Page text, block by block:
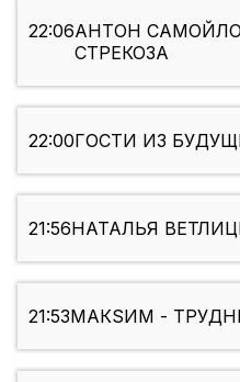
22:06АНТОН
СТРЕКОЗА
22:00ГОСТИ ИЗ
21:56НАТАЛЬЯ
21:53МАКSИМ -